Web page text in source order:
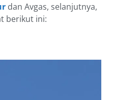
dan Avgas, selanjutnya,
berikut ini: